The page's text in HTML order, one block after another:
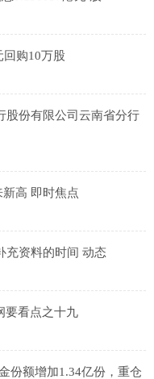
回购10万股
股份有限公司云南省分行
高 即时焦点
充资料的时间 动态
要看点之十九
份额增加1.34亿份，重仓